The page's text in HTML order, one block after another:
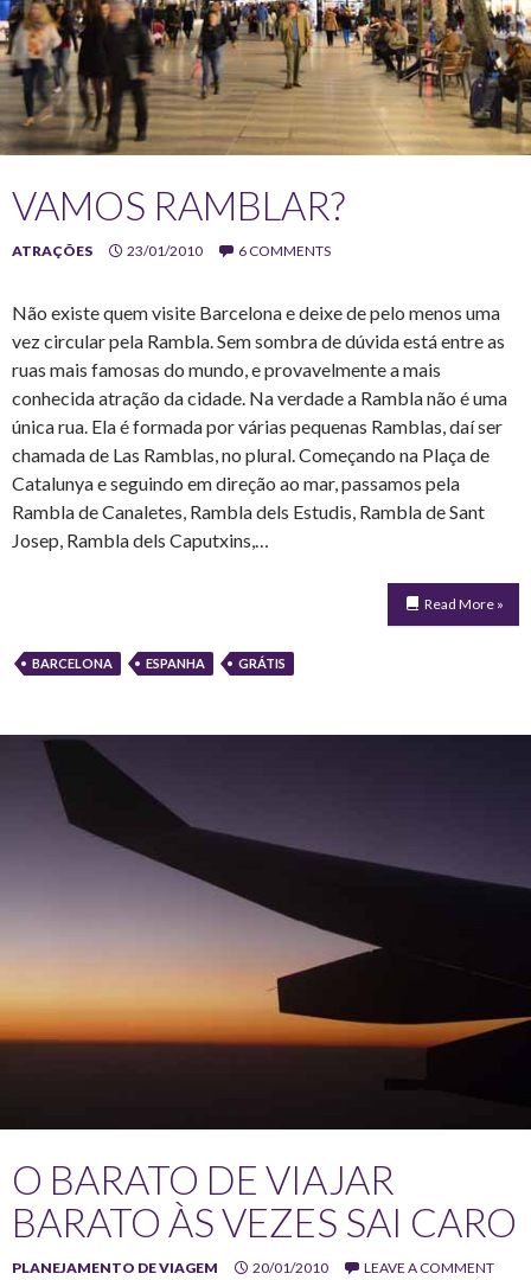
VAMOS RAMBLAR?
ATRAÇÕES 23/01/2010 6 COMMENTS
Não existe quem visite Barcelona e deixe de pelo menos uma
vez circular pela Rambla. Sem sombra de dúvida está entre as
ruas mais famosas do mundo, e provavelmente a mais
conhecida atração da cidade. Na verdade a Rambla não é uma
única rua. Ela é formada por várias pequenas Ramblas, daí ser
chamada de Las Ramblas, no plural. Começando na Plaça de
Catalunya e seguindo em direção ao mar, passamos pela
Rambla de Canaletes, Rambla dels Estudis, Rambla de Sant
Josep, Rambla dels Caputxins,…
Read More »
BARCELONA ESPANHA GRÁTIS
O BARATO DE VIAJAR
BARATO ÀS VEZES SAI CARO
PLANEJAMENTO DE VIAGEM 20/01/2010 LEAVE A COMMENT